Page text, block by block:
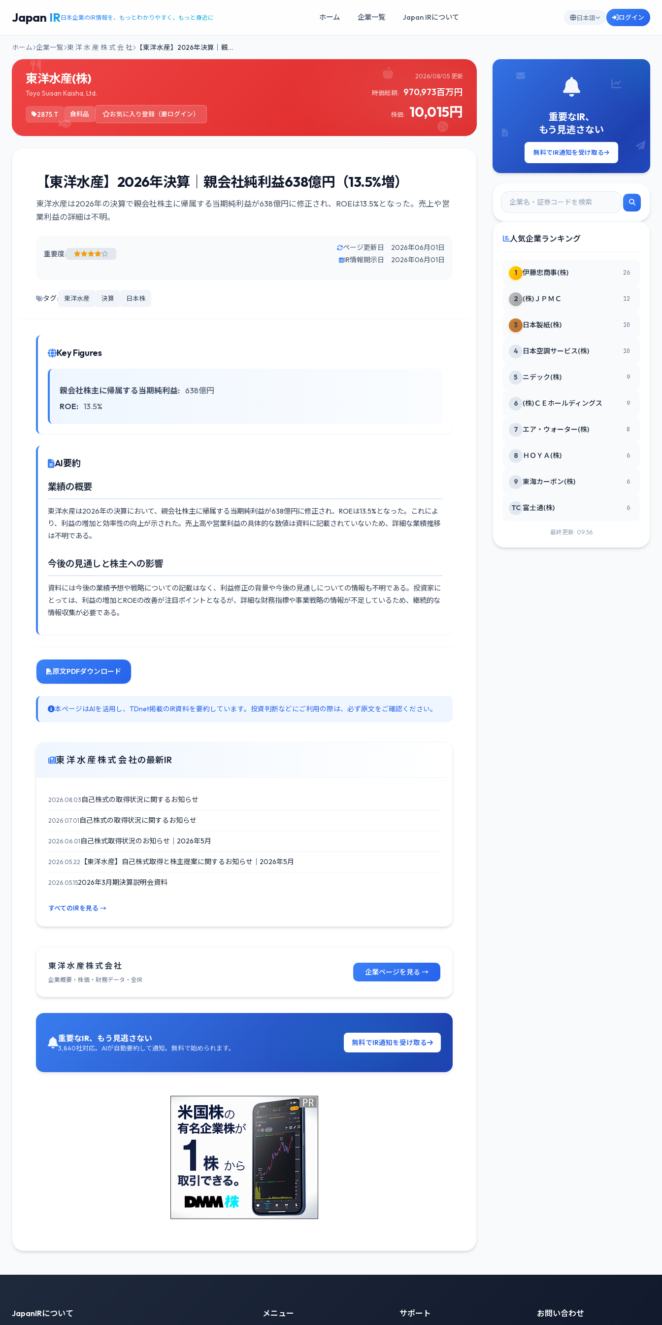
Japan IR日本企業のIR情報を、もっとわかりやすく、もっと身近に ホーム 企業一覧 Japan IRについて 日本語 ログイン
ホーム 企業一覧 東 洋 水 産 株 式 会 社 【東洋水産】2026年決算｜親…
東洋水産(株)
Toyo Suisan Kaisha, Ltd.
2875.T 食料品 お気に入り登録（要ログイン）
2026/08/05 更新
時価総額: 970,973百万円
株価: 10,015円
【東洋水産】2026年決算｜親会社純利益638億円（13.5%増）
東洋水産は2026年の決算で親会社株主に帰属する当期純利益が638億円に修正され、ROEは13.5%となった。売上や営
業利益の詳細は不明。
重要度:
ページ更新日 2026年06月01日
IR情報開示日 2026年06月01日
タグ: 東洋水産 決算 日本株
Key Figures
親会社株主に帰属する当期純利益: 638億円
ROE: 13.5%
AI要約
業績の概要
東洋水産は2026年の決算において、親会社株主に帰属する当期純利益が638億円に修正され、ROEは13.5%となった。これによ
り、利益の増加と効率性の向上が示された。売上高や営業利益の具体的な数値は資料に記載されていないため、詳細な業績推移
は不明である。
今後の見通しと株主への影響
資料には今後の業績予想や戦略についての記載はなく、利益修正の背景や今後の見通しについての情報も不明である。投資家に
とっては、利益の増加とROEの改善が注目ポイントとなるが、詳細な財務指標や事業戦略の情報が不足しているため、継続的な
情報収集が必要である。
原文PDFダウンロード
本ページはAIを活用し、TDnet掲載のIR資料を要約しています。投資判断などにご利用の際は、必ず原文をご確認ください。
東 洋 水 産 株 式 会 社の最新IR
2026.08.03 自己株式の取得状況に関するお知らせ
2026.07.01 自己株式の取得状況に関するお知らせ
2026.06.01 自己株式取得状況のお知らせ｜2026年5月
2026.05.22 【東洋水産】自己株式取得と株主提案に関するお知らせ｜2026年5月
2026.05.152026年3月期決算説明会資料
すべてのIRを見る →
東 洋 水 産 株 式 会 社
企業概要・株価・財務データ・全IR
企業ページを見る →
重要なIR、もう見逃さない
3,840社対応。AIが自動要約して通知。無料で始められます。
無料でIR通知を受け取る
重要なIR、
もう見逃さない
無料でIR通知を受け取る
人気企業ランキング
1 伊藤忠商事(株) 26
2 (株)ＪＰＭＣ 12
3 日本製紙(株) 10
4 日本空調サービス(株) 10
5 ニデック(株) 9
6 (株)ＣＥホールディングス 9
7 エア・ウォーター(株) 8
8 ＨＯＹＡ(株) 6
9 東海カーボン(株) 6
TC 富士通(株) 6
最終更新: 09:56
JapanIRについて メニュー サポート お問い合わせ